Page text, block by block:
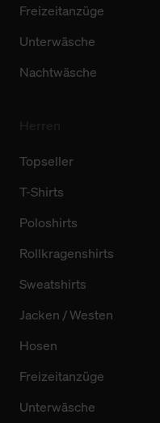
Freizeitanzüge
Unterwäsche
Nachtwäsche
Topseller
T-Shirts
Poloshirts
Rollkragenshirts
Sweatshirts
Jacken / Westen
Hosen
Freizeitanzüge
Unterwäsche